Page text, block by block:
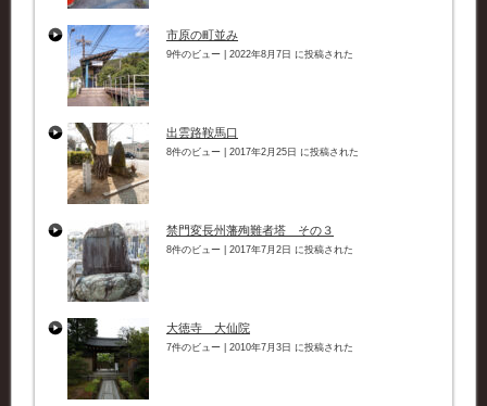
市原の町並み
9件のビュー 2022年8月7日 に投稿された
出雲路鞍馬口
8件のビュー 2017年2月25日 に投稿された
禁門変長州藩殉難者塔 その３
8件のビュー 2017年7月2日 に投稿された
大徳寺 大仙院
7件のビュー 2010年7月3日 に投稿された